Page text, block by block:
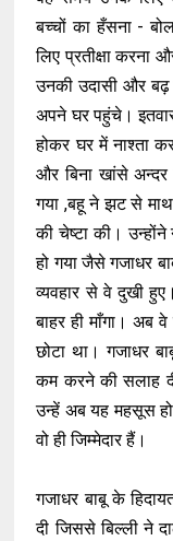
बच्चों का हँसना -
लिए प्रतीक्षा
उनकी उदासी और बढ़
अपने घर पहुंचे।
होकर घर में नाश्ता
और बिना खांसे
गया ,बहू ने झट से
की चेष्टा की।
हो गया जैसे गजाधर
व्यवहार से वे दुखी
बाहर ही माँगा। अब
छोटा था। गजाधर
कम करने की सलाह दी
उन्हें अब यह महसूस
वो ही जिम्मेदार हैं।
गजाधर बाबू के
दी जिससे बिल्ली ने